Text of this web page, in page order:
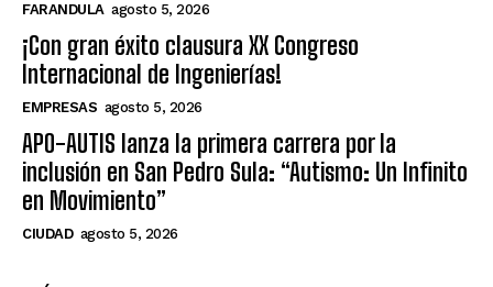
FARANDULA agosto 5, 2026
¡Con gran éxito clausura XX Congreso
Internacional de Ingenierías!
EMPRESAS agosto 5, 2026
APO-AUTIS lanza la primera carrera por la
inclusión en San Pedro Sula: “Autismo: Un Infinito
en Movimiento”
CIUDAD agosto 5, 2026